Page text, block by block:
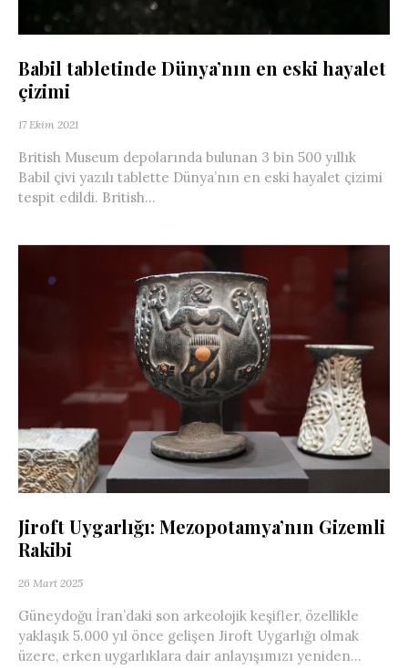
Babil tabletinde Dünya’nın en eski hayalet
çizimi
17 Ekim 2021
British Museum depolarında bulunan 3 bin 500 yıllık
Babil çivi yazılı tablette Dünya’nın en eski hayalet çizimi
tespit edildi. British...
Jiroft Uygarlığı: Mezopotamya’nın Gizemli
Rakibi
26 Mart 2025
Güneydoğu İran’daki son arkeolojik keşifler, özellikle
yaklaşık 5.000 yıl önce gelişen Jiroft Uygarlığı olmak
üzere, erken uygarlıklara dair anlayışımızı yeniden...